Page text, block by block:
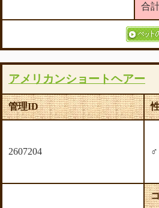
合
アメリカンショートヘアー
管理ID
2607204 ♂